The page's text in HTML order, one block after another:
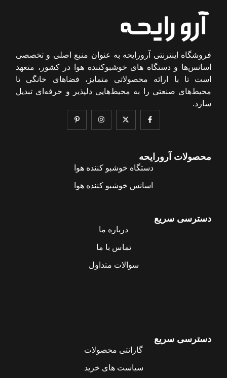
فروشگاه اینترنتی آرورایحه به عنوان منبع اصلی و تخصصی
اسانس‌ها و دستگاه های خوشبوکننده هوا در کشور، متعهد
است تا با ارائه محصولاتی متمایز، فضاهای خانگی تا
محیط‌های صنعتی را به محیط‌هایی دلپذیر و حرفه‌ای تبدیل
سازد.
محصولات آرورایحه
دستگاه خوشبو کننده هوا
اسانس خوشبو کننده هوا
دسترسی سریع
درباره ما
تماس با ما
سوالات متداول
دسترسی سریع
گارانتی محصولات
سیاست های خرید